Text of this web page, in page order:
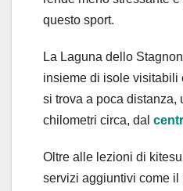
questo sport.
La Laguna dello
insieme di isole visitabili
si trova a poca distanza,
chilometri circa, dal
Oltre alle lezioni di
servizi aggiuntivi come il